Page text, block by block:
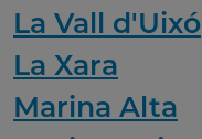
La Vall d'Uixó
La Xara
Marina Alta